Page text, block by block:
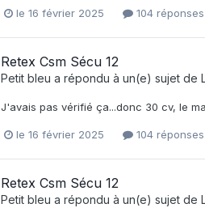
le 16 février 2025 104 réponses
Retex Csm Sécu 12
Petit bleu a répondu à un(e) sujet de
J'avais pas vérifié ça...donc 30 cv, le
le 16 février 2025 104 réponses
Retex Csm Sécu 12
Petit bleu a répondu à un(e) sujet de